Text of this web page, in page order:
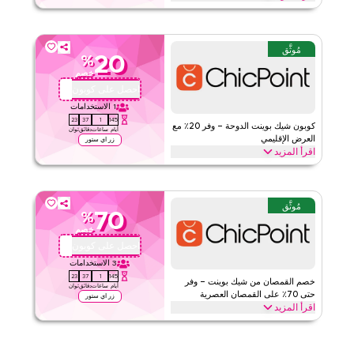
احصل على خصم 20٪ على طلبك الأول مع هذا الكود الحصري من شيك
شيء اليوم.
شيك بوينت الأحكام والشروط
الحد الأدنى للطلب
٢٤٧
تطبيق
الفئات
على مستوى الموقع
مُوثَّق
كوبون شيك بوينت الدوحة – وفر 20٪ مع
العرض الإقليمي
اقرأ المزيد
20
%
خصم
احصل على كوبون
1 الاستخدامات
145
أيام
1
ساعات
37
دقائق
22
ثوان
زر اي ستور
وفر 20٪ على طلبك من شيك بوينت مع هذا كود برومو إقليمي. طبّق عند
العرض.
شيك بوينت الأحكام والشروط
الحد الأدنى للطلب
٢٤٧
تطبيق
الفئات
على مستوى الموقع
مُوثَّق
خصم القمصان من شيك بوينت – وفر
حتى 70٪ على القمصان العصرية
اقرأ المزيد
70
%
خصم
احصل على كوبون
3 الاستخدامات
145
أيام
1
ساعات
37
دقائق
22
ثوان
زر اي ستور
وفر حتى 70٪ مع هذا خصم شيك بوينت الموثوق على جميع القمصان من